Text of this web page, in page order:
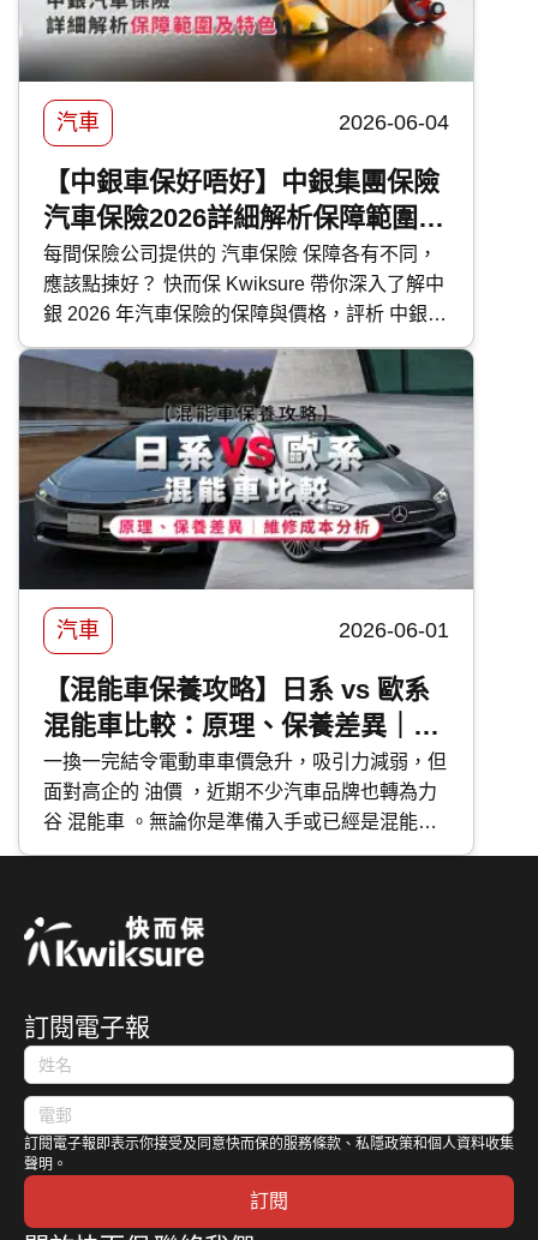
汽車 2026-06-04
【中銀車保好唔好】中銀集團保險
汽車保險2026詳細解析保障範圍及
特色
每間保險公司提供的 汽車保險 保障各有不同，
應該點揀好？ 快而保 Kwiksure 帶你深入了解中
銀 2026 年汽車保險的保障與價格，評析 中銀汽
車保險 優缺點，助你選擇最合適的車保方案。
汽車 2026-06-01
【混能車保養攻略】日系 vs 歐系
混能車比較：原理、保養差異｜維
修成本分析
一換一完結令電動車車價急升，吸引力減弱，但
面對高企的 油價 ，近期不少汽車品牌也轉為力
谷 混能車 。無論你是準備入手或已經是混能車
主，應該如何分辨不同種類的混能車？應該如何
歐系混能車特點及混能車保養攻略。
訂閱電子報
訂閱電子報即表示你接受及同意快而保的服務條款、私隱政策和個人資料收集
聲明。
訂閱